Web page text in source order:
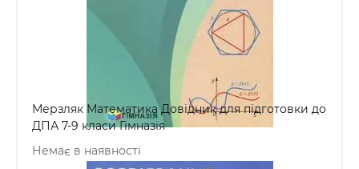
Мерзляк Математика Довідник для підготовки до
ДПА 7-9 класи Гімназія
Немає в наявності